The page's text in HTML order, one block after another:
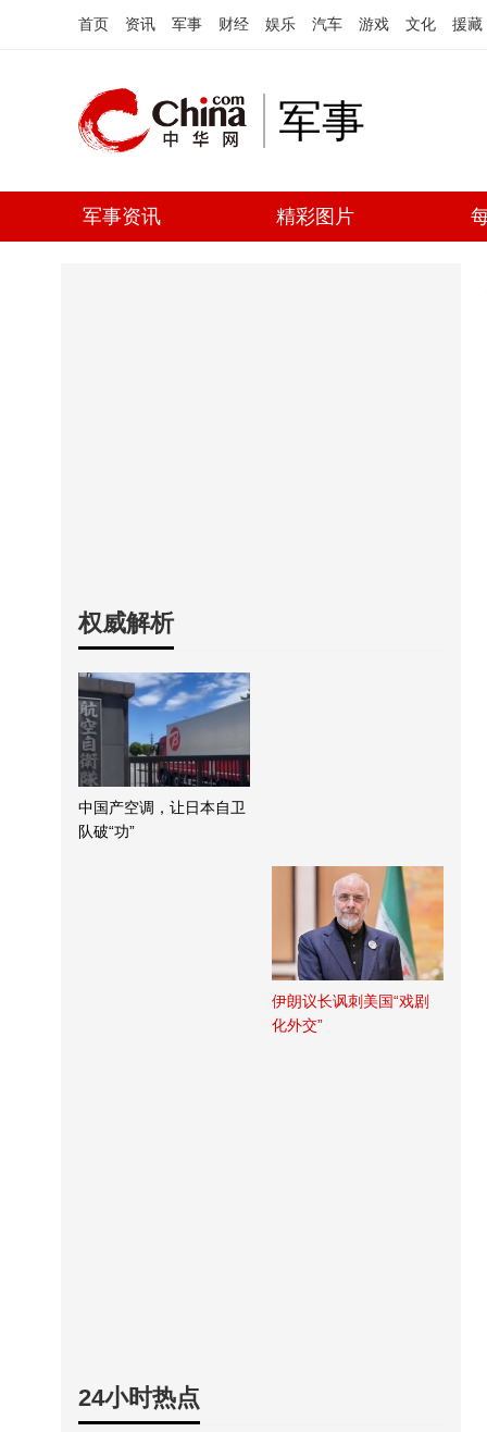
首页 资讯 军事 财经 娱乐 汽车 游戏 文化 援藏
军事
军事资讯 精彩图片
权威解析
中国产空调，让日本自卫
队破“功”
伊朗议长讽刺美国“戏剧
化外交”
24小时热点